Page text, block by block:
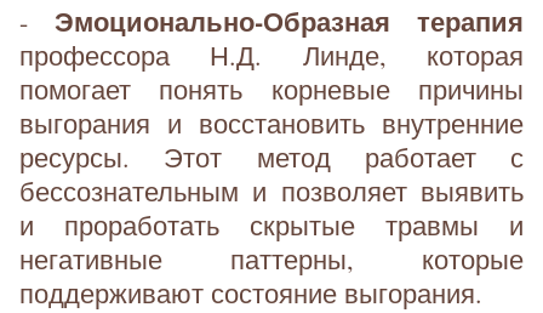
- Эмоционально-Образная терапия
профессора Н.Д. Линде, которая
помогает понять корневые причины
выгорания и восстановить внутренние
ресурсы. Этот метод работает с
бессознательным и позволяет выявить
и проработать скрытые травмы и
негативные паттерны, которые
поддерживают состояние выгорания.